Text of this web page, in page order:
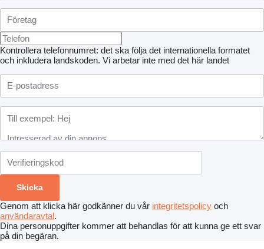
Kontrollera telefonnumret: det ska följa det internationella formatet
och inkludera landskoden. Vi arbetar inte med det här landet
Genom att klicka här godkänner du vår integritetspolicy och
användaravtal.
Dina personuppgifter kommer att behandlas för att kunna ge ett svar
på din begäran.